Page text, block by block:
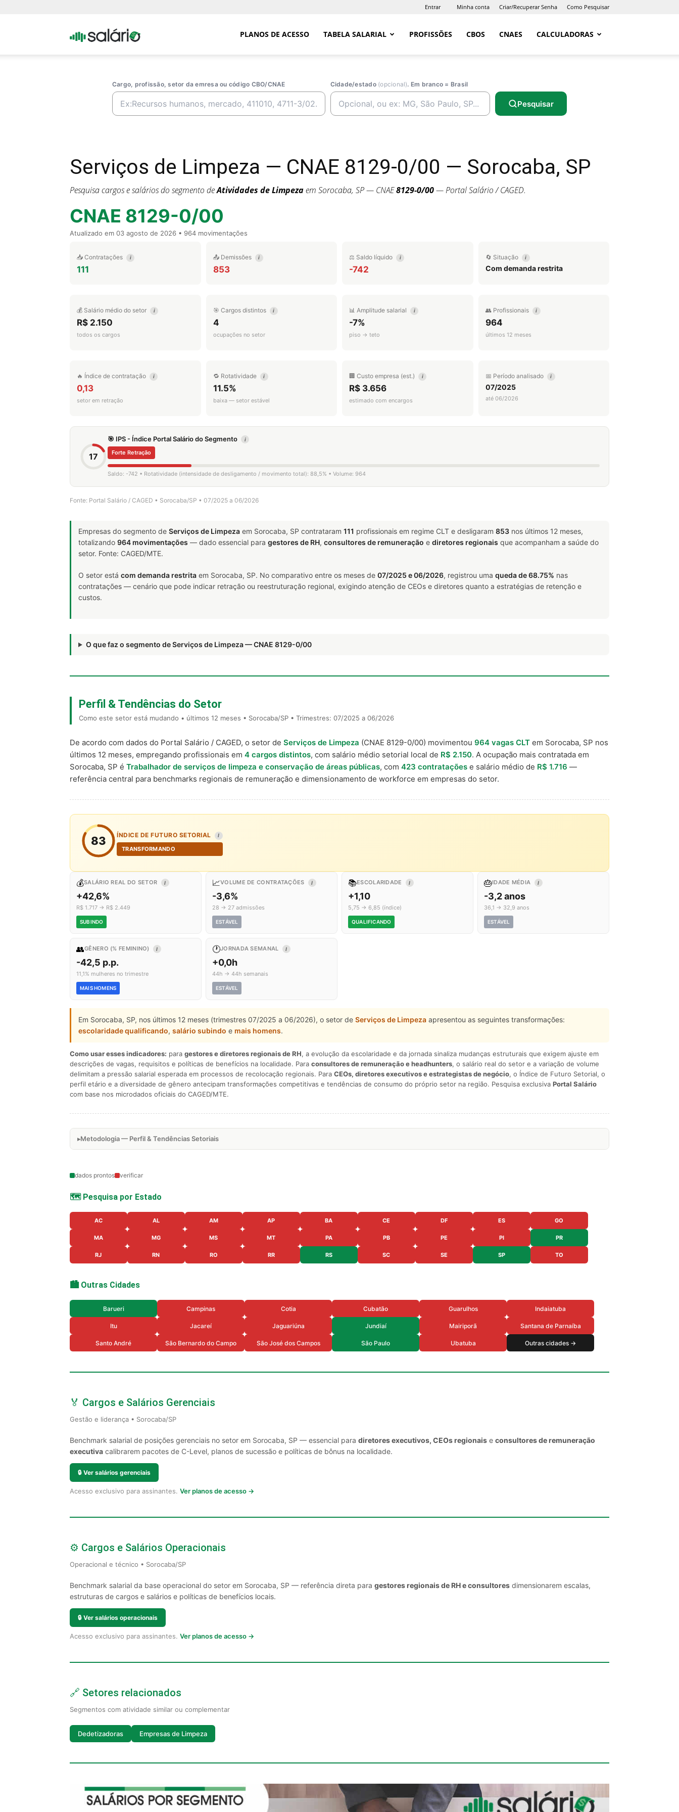
Entrar Minha conta Criar/Recuperar Senha Como Pesquisar
Portal PLANOS DE ACESSO TABELA SALARIAL PROFISSÕES CBOS CNAES CALCULADORAS
Cargo, profissão, setor da emresa ou código CBO/CNAE Cidade/estado (opcional). Em branco = Brasil
Pesquisar
Serviços de Limpeza — CNAE 8129-0/00 — Sorocaba, SP
Pesquisa cargos e salários do segmento deAtividades de Limpezaem Sorocaba, SP — CNAE8129-0/00— Portal Salário / CAGED.
CNAE 8129-0/00
Atualizado em 03 agosto de 2026 • 964 movimentações
📥 Contratações i
111
📤 Demissões i
853
⚖️ Saldo líquido i
-742
🔄 Situação i
Com demanda restrita
💰 Salário médio do setor i
R$ 2.150
todos os cargos
🎯 Cargos distintos i
4
ocupações no setor
📊 Amplitude salarial i
-7%
piso → teto
👥 Profissionais i
964
últimos 12 meses
🔥 Índice de contratação i
0,13
setor em retração
🔁 Rotatividade i
11.5%
baixa — setor estável
🏢 Custo empresa (est.) i
R$ 3.656
estimado com encargos
📅 Período analisado i
07/2025
até 06/2026
17
🎯 IPS - Índice Portal Salário do Segmento i
Forte Retração
Saldo: -742 • Rotatividade (intensidade de desligamento / movimento total): 88,5% • Volume: 964
Fonte: Portal Salário / CAGED • Sorocaba/SP • 07/2025 a 06/2026
Empresas do segmento de Serviços de Limpeza em Sorocaba, SP contrataram 111 profissionais em regime CLT e desligaram 853 nos últimos 12 meses,
totalizando 964 movimentações — dado essencial para gestores de RH, consultores de remuneração e diretores regionais que acompanham a saúde do
setor. Fonte: CAGED/MTE.
O setor está com demanda restrita em Sorocaba, SP. No comparativo entre os meses de 07/2025 e 06/2026, registrou uma queda de 68.75% nas
contratações — cenário que pode indicar retração ou reestruturação regional, exigindo atenção de CEOs e diretores quanto a estratégias de retenção e
custos.
O que faz o segmento de Serviços de Limpeza — CNAE 8129-0/00
Perfil & Tendências do Setor
Como este setor está mudando • últimos 12 meses • Sorocaba/SP • Trimestres: 07/2025 a 06/2026
De acordo com dados do Portal Salário / CAGED, o setor de Serviços de Limpeza (CNAE 8129-0/00) movimentou 964 vagas CLT em Sorocaba, SP nos
últimos 12 meses, empregando profissionais em 4 cargos distintos, com salário médio setorial local de R$ 2.150. A ocupação mais contratada em
Sorocaba, SP é Trabalhador de serviços de limpeza e conservação de áreas públicas, com 423 contratações e salário médio de R$ 1.716 —
referência central para benchmarks regionais de remuneração e dimensionamento de workforce em empresas do setor.
83 ÍNDICE DE FUTURO SETORIAL I
TRANSFORMANDO
💰SALÁRIO REAL DO SETOR I
+42,6%
R$ 1.717 → R$ 2.449
SUBINDO
📈VOLUME DE CONTRATAÇÕES I
-3,6%
28 → 27 admissões
ESTÁVEL
📚ESCOLARIDADE I
+1,10
5,75 → 6,85 (índice)
QUALIFICANDO
🎂IDADE MÉDIA I
-3,2 anos
36,1 → 32,9 anos
ESTÁVEL
👥GÊNERO (% FEMININO) I
-42,5 p.p.
11,1% mulheres no trimestre
MAIS HOMENS
🕐JORNADA SEMANAL I
+0,0h
44h → 44h semanais
ESTÁVEL
Em Sorocaba, SP, nos últimos 12 meses (trimestres 07/2025 a 06/2026), o setor de Serviços de Limpeza apresentou as seguintes transformações:
escolaridade qualificando, salário subindo e mais homens.
Como usar esses indicadores: para gestores e diretores regionais de RH, a evolução da escolaridade e da jornada sinaliza mudanças estruturais que exigem ajuste em
descrições de vagas, requisitos e políticas de benefícios na localidade. Para consultores de remuneração e headhunters, o salário real do setor e a variação de volume
delimitam a pressão salarial esperada em processos de recolocação regionais. Para CEOs, diretores executivos e estrategistas de negócio, o Índice de Futuro Setorial, o
perfil etário e a diversidade de gênero antecipam transformações competitivas e tendências de consumo do próprio setor na região. Pesquisa exclusiva Portal Salário
com base nos microdados oficiais do CAGED/MTE.
Metodologia — Perfil & Tendências Setoriais
dados prontos verificar
🗺️ Pesquisa por Estado
AC AL AM AP BA CE DF ES GO
MA MG MS MT PA PB PE PI PR
RJ RN RO RR RS SC SE SP TO
🏙️ Outras Cidades
Barueri Campinas Cotia Cubatão Guarulhos Indaiatuba
Itu Jacareí Jaguariúna Jundiaí Mairiporã Santana de Parnaíba
Santo André São Bernardo do Campo São José dos Campos São Paulo Ubatuba Outras cidades →
🏅 Cargos e Salários Gerenciais
Gestão e liderança • Sorocaba/SP
Benchmark salarial de posições gerenciais no setor em Sorocaba, SP — essencial para diretores executivos, CEOs regionais e consultores de remuneração
executiva calibrarem pacotes de C-Level, planos de sucessão e políticas de bônus na localidade.
🔒 Ver salários gerenciais
Acesso exclusivo para assinantes. Ver planos de acesso →
⚙️ Cargos e Salários Operacionais
Operacional e técnico • Sorocaba/SP
Benchmark salarial da base operacional do setor em Sorocaba, SP — referência direta para gestores regionais de RH e consultores dimensionarem escalas,
estruturas de cargos e salários e políticas de benefícios locais.
🔒 Ver salários operacionais
Acesso exclusivo para assinantes. Ver planos de acesso →
🔗 Setores relacionados
Segmentos com atividade similar ou complementar
Dedetizadoras Empresas de Limpeza